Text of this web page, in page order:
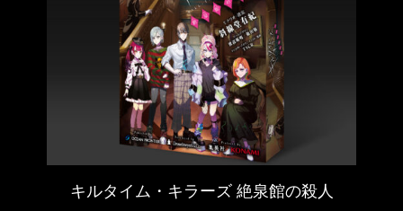
キルタイム・キラーズ 絶泉館の殺人